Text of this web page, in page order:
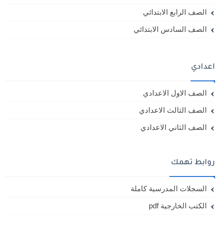
الصف الرابع الابتدائي
الصف السادس الابتدائي
اعدادي
الصف الاول الاعدادي
الصف الثالث الاعدادي
الصف الثاني الاعدادي
روابط تهمك
السجلات المدرسية كاملة
الكتب الخارجية pdf